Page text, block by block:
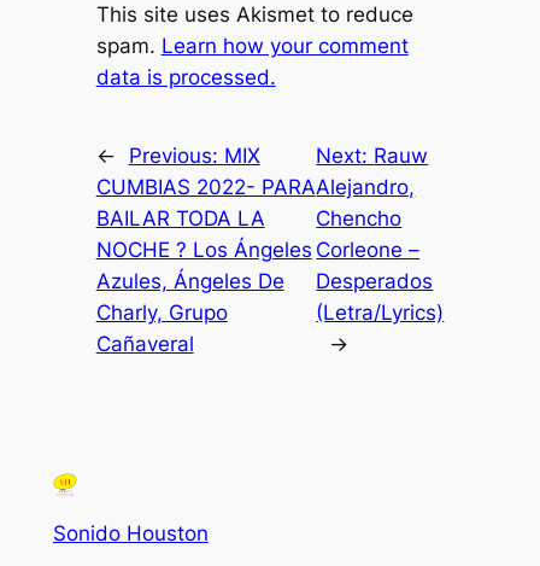
This site uses Akismet to reduce
spam. Learn how your comment
data is processed.
← Previous: MIX
CUMBIAS 2022- PARA
BAILAR TODA LA
NOCHE ? Los Ángeles
Azules, Ángeles De
Charly, Grupo
Cañaveral
Next: Rauw
Alejandro,
Chencho
Corleone –
Desperados
(Letra/Lyrics)
→
Sonido Houston